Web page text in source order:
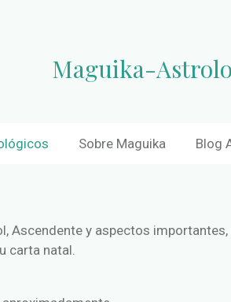
Maguika-
Sobre Maguika Blog
Ascendente y aspectos
carta natal.